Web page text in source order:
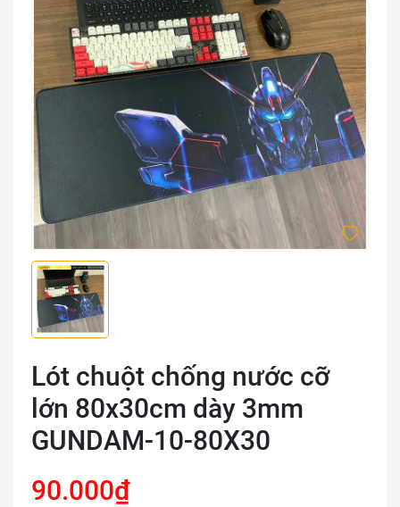
Lót chuột chống nước cỡ
lớn 80x30cm dày 3mm
GUNDAM-10-80X30
90.000₫